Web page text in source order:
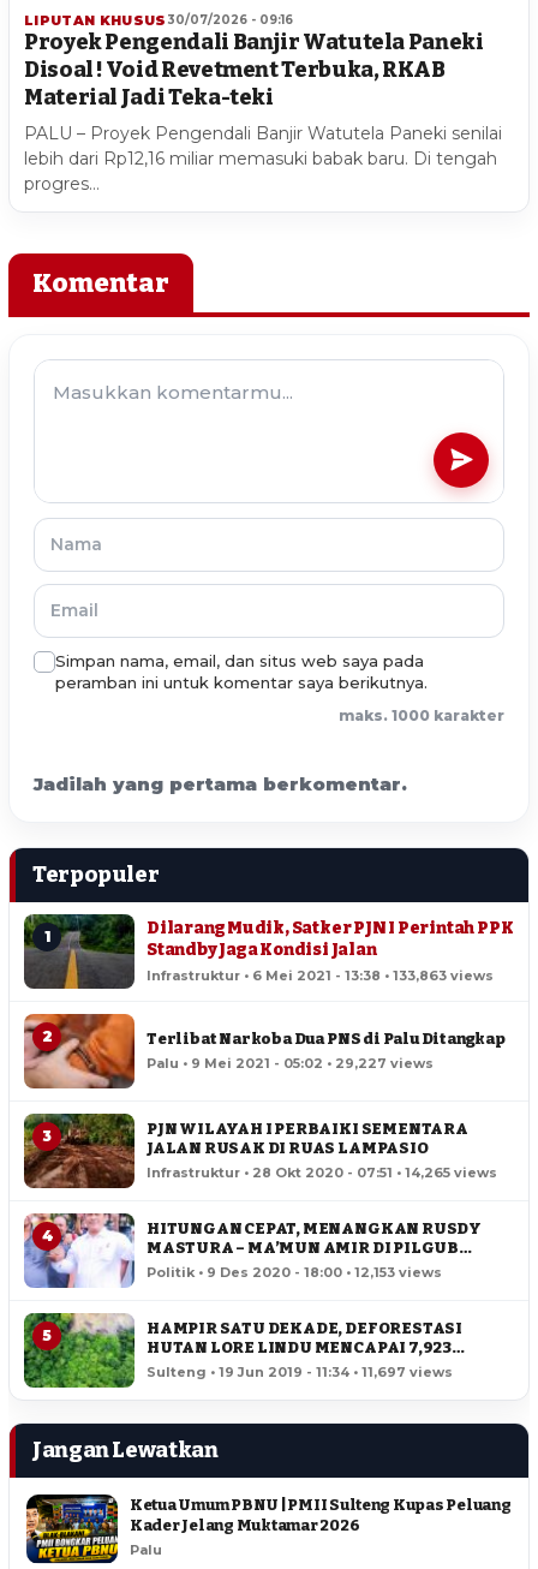
LIPUTAN KHUSUS 30/07/2026 - 09:16
Proyek Pengendali Banjir Watutela Paneki
Disoal ! Void Revetment Terbuka, RKAB
Material Jadi Teka-teki
PALU – Proyek Pengendali Banjir Watutela Paneki senilai
lebih dari Rp12,16 miliar memasuki babak baru. Di tengah
progres…
Komentar
Simpan nama, email, dan situs web saya pada
peramban ini untuk komentar saya berikutnya.
maks. 1000 karakter
Jadilah yang pertama berkomentar.
Terpopuler
1
Dilarang Mudik, Satker PJN I Perintah PPK
Standby Jaga Kondisi Jalan
Infrastruktur • 6 Mei 2021 - 13:38 • 133,863 views
2 Terlibat Narkoba Dua PNS di Palu Ditangkap
Palu • 9 Mei 2021 - 05:02 • 29,227 views
3
PJN WILAYAH I PERBAIKI SEMENTARA
JALAN RUSAK DI RUAS LAMPASIO
Infrastruktur • 28 Okt 2020 - 07:51 • 14,265 views
4
HITUNGAN CEPAT, MENANGKAN RUSDY
MASTURA – MA’MUN AMIR DI PILGUB
SULTENG
Politik • 9 Des 2020 - 18:00 • 12,153 views
5
HAMPIR SATU DEKADE, DEFORESTASI
HUTAN LORE LINDU MENCAPAI 7,923
HEKTAR
Sulteng • 19 Jun 2019 - 11:34 • 11,697 views
Jangan Lewatkan
Ketua Umum PBNU | PMII Sulteng Kupas Peluang
Kader Jelang Muktamar 2026
Palu